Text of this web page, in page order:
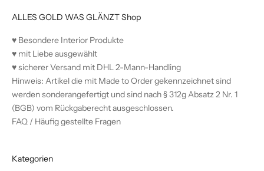
ALLES GOLD WAS GLÄNZT Shop
♥︎ Besondere Interior Produkte
♥︎ mit Liebe ausgewählt
♥︎ sicherer Versand mit DHL 2-Mann-Handling
Hinweis: Artikel die mit Made to Order gekennzeichnet sind
werden sonderangefertigt und sind nach § 312g Absatz 2 Nr. 1
(BGB) vom Rückgaberecht ausgeschlossen.
FAQ / Häufig gestellte Fragen
Kategorien